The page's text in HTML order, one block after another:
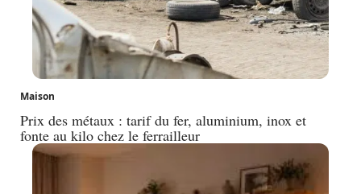
Maison
Prix des métaux : tarif du fer, aluminium, inox et
fonte au kilo chez le ferrailleur